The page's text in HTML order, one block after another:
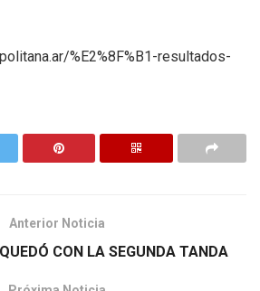
%E2%8F%B1-resultados-
Anterior Noticia
CON LA SEGUNDA TANDA